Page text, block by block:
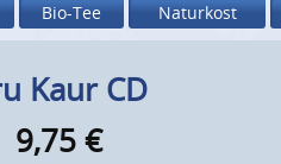
Bio-Tee Naturkost
Kaur CD
9,75€